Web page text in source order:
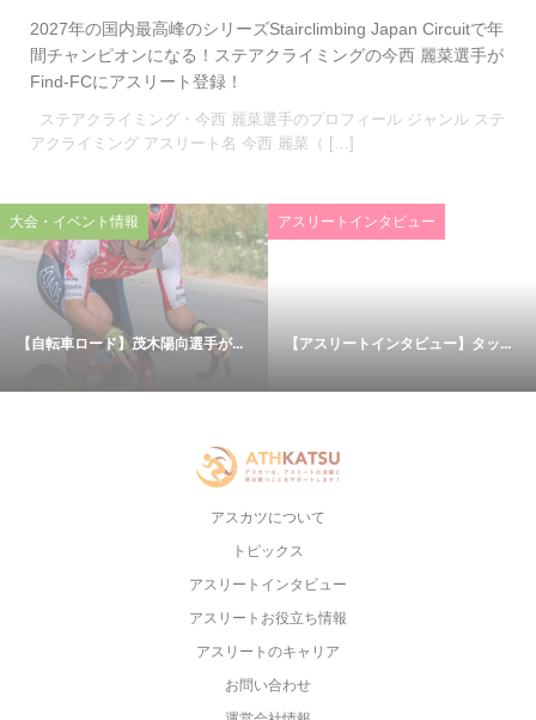
2027年の国内最高峰のシリーズStairclimbing Japan Circuitで年
間チャンピオンになる！ステアクライミングの今西 麗菜選手が
Find-FCにアスリート登録！
ステアクライミング・今西 麗菜選手のプロフィール ジャンル ステ
アクライミング アスリート名 今西 麗菜（ […]
大会・イベント情報
【自転車ロード】茂木陽向選手が...
アスリートインタビュー
【アスリートインタビュー】タッ...
アスカツについて
トピックス
アスリートインタビュー
アスリートお役立ち情報
アスリートのキャリア
お問い合わせ